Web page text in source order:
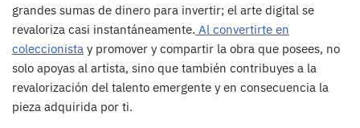
grandes sumas de dinero para invertir; el arte digital se
revaloriza casi instantáneamente. Al convertirte en
coleccionista y promover y compartir la obra que posees, no
solo apoyas al artista, sino que también contribuyes a la
revalorización del talento emergente y en consecuencia la
pieza adquirida por ti.